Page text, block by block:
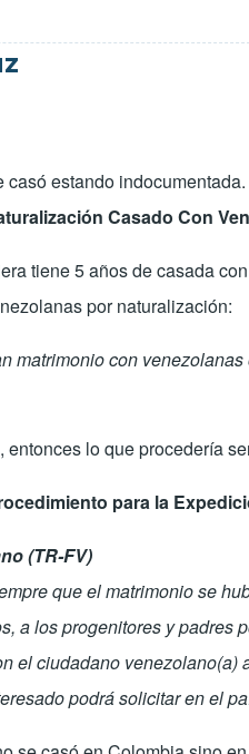
estando
Casado Con
tiene 5 años de casada
por naturalización:
matrimonio con
lo que procedería
para la
(TR-FV)
que el matrimonio se
a los progenitores y
el ciudadano
podrá solicitar en el